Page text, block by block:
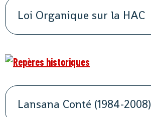
Loi Organique sur la HAC
Lansana Conté (1984-2008)